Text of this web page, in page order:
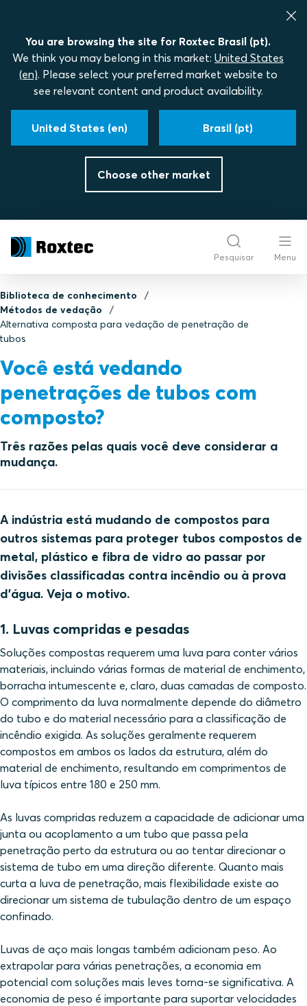
You are browsing the site for Roxtec Brasil (pt).
We think you may belong in this market: United States
(en). Please select your preferred market website to
see relevant content and product availability.
United States (en) Brasil (pt)
Choose other market
Pesquisar Menu
Biblioteca de conhecimento
Métodos de vedação
Alternativa composta para vedação de penetração de
tubos
Você está vedando
penetrações de tubos com
composto?
Três razões pelas quais você deve considerar a
mudança.
A indústria está mudando de compostos para
outros sistemas para proteger tubos compostos de
metal, plástico e fibra de vidro ao passar por
divisões classificadas contra incêndio ou à prova
d'água. Veja o motivo.
1. Luvas compridas e pesadas
Soluções compostas requerem uma luva para conter vários
materiais, incluindo várias formas de material de enchimento,
borracha intumescente e, claro, duas camadas de composto.
O comprimento da luva normalmente depende do diâmetro
do tubo e do material necessário para a classificação de
incêndio exigida. As soluções geralmente requerem
compostos em ambos os lados da estrutura, além do
material de enchimento, resultando em comprimentos de
luva típicos entre 180 e 250 mm.
As luvas compridas reduzem a capacidade de adicionar uma
junta ou acoplamento a um tubo que passa pela
penetração perto da estrutura ou ao tentar direcionar o
sistema de tubo em uma direção diferente. Quanto mais
curta a luva de penetração, mais flexibilidade existe ao
direcionar um sistema de tubulação dentro de um espaço
confinado.
Luvas de aço mais longas também adicionam peso. Ao
extrapolar para várias penetrações, a economia em
potencial com soluções mais leves torna-se significativa. A
economia de peso é importante para suportar velocidades